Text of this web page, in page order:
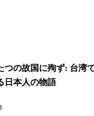
つの故国に殉ず: 台湾
日本人の物語